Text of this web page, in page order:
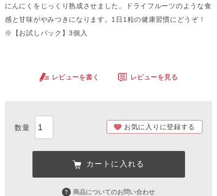
にんにくをじっくり熟成させました。ドライフルーツのような食
感と甘味がやみつきになります。1日1粒の健康習慣にどうぞ！
※【お試しパック】3個入
レビューを書く レビューを見る
お気に入りに登録する
カートに入れる
商品についてのお問い合わせ